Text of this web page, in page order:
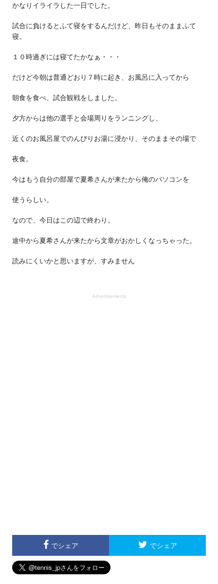
かなりイライラした一日でした。
試合に負けるとふて寝をするんだけど、昨日もそのままふて
寝。
１０時過ぎには寝てたかなぁ・・・
だけど今朝は普通どおり７時に起き、お風呂に入ってから
朝食を食べ、試合観戦をしました。
夕方からは他の選手と会場周りをランニングし、
近くのお風呂屋でのんびりお湯に浸かり、そのままその場で
夜食。
今はもう自分の部屋で夏希さんが来たから俺のパソコンを
使うらしい。
なので、今日はこの辺で終わり。
途中から夏希さんが来たから文章がおかしくなっちゃった。
読みにくいかと思いますが、すみません
Advertisements
でシェア でシェア